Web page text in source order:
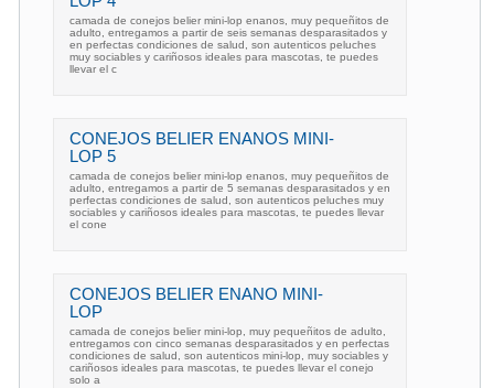
camada de conejos belier mini-lop enanos, muy pequeñitos de
adulto, entregamos a partir de seis semanas desparasitados y
en perfectas condiciones de salud, son autenticos peluches
muy sociables y cariñosos ideales para mascotas, te puedes
llevar el c
CONEJOS BELIER ENANOS MINI-
LOP 5
camada de conejos belier mini-lop enanos, muy pequeñitos de
adulto, entregamos a partir de 5 semanas desparasitados y en
perfectas condiciones de salud, son autenticos peluches muy
sociables y cariñosos ideales para mascotas, te puedes llevar
el cone
CONEJOS BELIER ENANO MINI-
LOP
camada de conejos belier mini-lop, muy pequeñitos de adulto,
entregamos con cinco semanas desparasitados y en perfectas
condiciones de salud, son autenticos mini-lop, muy sociables y
cariñosos ideales para mascotas, te puedes llevar el conejo
solo a